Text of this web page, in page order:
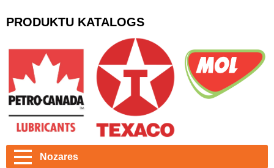
PRODUKTU KATALOGS
Nozares